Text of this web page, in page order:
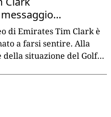
di Emirates Tim Clark è
a farsi sentire. Alla
della situazione del Golfo